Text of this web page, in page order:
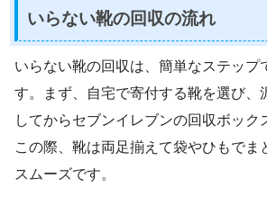
いらない靴の回収の流れ
いらない靴の回収は、簡単なステップ
す。まず、自宅で寄付する靴を選び、
してからセブンイレブンの回収ボック
この際、靴は両足揃えて袋やひもでま
スムーズです。